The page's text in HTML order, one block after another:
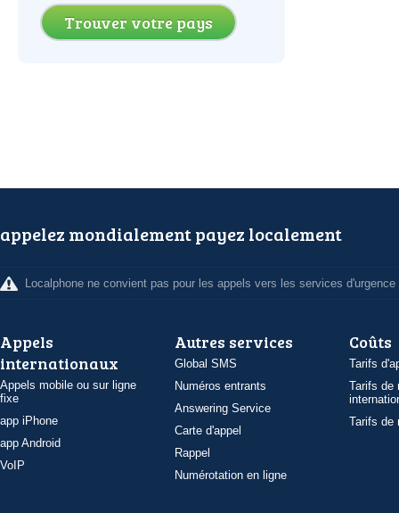
Trouver votre pays
appelez mondialement payez localement
Localphone ne convient pas pour les appels vers les services d'urgence
Appels
internationaux
Appels mobile ou sur ligne
fixe
app iPhone
app Android
VoIP
Autres services
Global SMS
Numéros entrants
Answering Service
Carte d'appel
Rappel
Numérotation en ligne
Coûts
Tarifs
Tarifs de
Tarifs de